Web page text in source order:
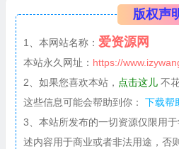
版权声
1、本网站名称： 爱资源网
本站永久网址： https://
2、如果您喜欢本站， 点击这儿不
这些信息可能会帮助到你：
下载帮
3、本站所发布的一切资源仅限用
述内容用于商业或者非法用途，否